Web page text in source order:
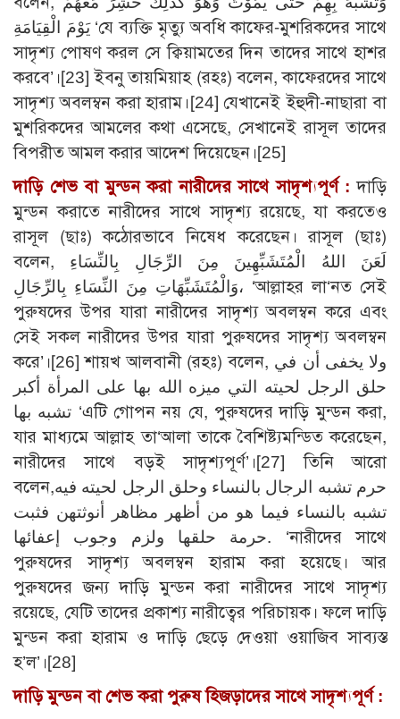
يَوْمَ الْقِيَامَةِ ‘যে ব্যক্তি মৃত্যু অবধি কাফের-মুশরিকদের সাথে
সাদৃশ্য পোষণ করল সে ক্বিয়ামতের দিন তাদের সাথে হাশর
করবে’।[23] ইবনু তায়মিয়াহ (রহঃ) বলেন, কাফেরদের সাথে
সাদৃশ্য অবলম্বন করা হারাম।[24] যেখানেই ইহুদী-নাছারা বা
মুশরিকদের আমলের কথা এসেছে, সেখানেই রাসূল তাদের
বিপরীত আমল করার আদেশ দিয়েছেন।[25]
দাড়ি শেভ বা মুন্ডন করা নারীদের সাথে সাদৃশ্যপূর্ণ : দাড়ি
মুন্ডন করাতে নারীদের সাথে সাদৃশ্য রয়েছে, যা করতেও
রাসূল (ছাঃ) কঠোরভাবে নিষেধ করেছেন। রাসূল (ছাঃ)
বলেন, لَعَنَ اللهُ الْمُتَشَبِّهِينَ مِنَ الرِّجَالِ بِالنِّسَاءِ
وَالْمُتَشَبِّهَاتِ مِنَ النِّسَاءِ بِالرِّجَالِ، ‘আল্লাহর লা‘নত সেই
পুরুষদের উপর যারা নারীদের সাদৃশ্য অবলম্বন করে এবং
সেই সকল নারীদের উপর যারা পুরুষদের সাদৃশ্য অবলম্বন
করে’।[26] শায়খ আলবানী (রহঃ) বলেন, ولا يخفى أن في
حلق الرجل لحيته التي ميزه الله بها على المرأة أكبر
تشبه بها ‘এটি গোপন নয় যে, পুরুষদের দাড়ি মুন্ডন করা,
যার মাধ্যমে আল্লাহ তা‘আলা তাকে বৈশিষ্ট্যমন্ডিত করেছেন,
নারীদের সাথে বড়ই সাদৃশ্যপূর্ণ’।[27] তিনি আরো
বলেন,حرم تشبه الرجال بالنساء وحلق الرجل لحيته فيه
تشبه بالنساء فيما هو من أظهر مظاهر أنوثتهن فثبت
حرمة حلقها ولزم وجوب إعفائها. ‘নারীদের সাথে
পুরুষদের সাদৃশ্য অবলম্বন হারাম করা হয়েছে। আর
পুরুষদের জন্য দাড়ি মুন্ডন করা নারীদের সাথে সাদৃশ্য
রয়েছে, যেটি তাদের প্রকাশ্য নারীত্বের পরিচায়ক। ফলে দাড়ি
মুন্ডন করা হারাম ও দাড়ি ছেড়ে দেওয়া ওয়াজিব সাব্যস্ত
হ’ল’।[28]
দাড়ি মুন্ডন বা শেভ করা পুরুষ হিজড়াদের সাথে সাদৃশ্যপূর্ণ :